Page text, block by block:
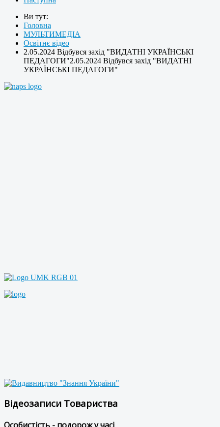
Ви тут:
Головна
МУЛЬТИМЕДІА
Освітнє відео
2.05.2024 Відбувся захід "ВИДАТНІ УКРАЇНСЬКІ
ПЕДАГОГИ"2.05.2024 Відбувся захід "ВИДАТНІ
УКРАЇНСЬКІ ПЕДАГОГИ"
Відеозаписи Товариства